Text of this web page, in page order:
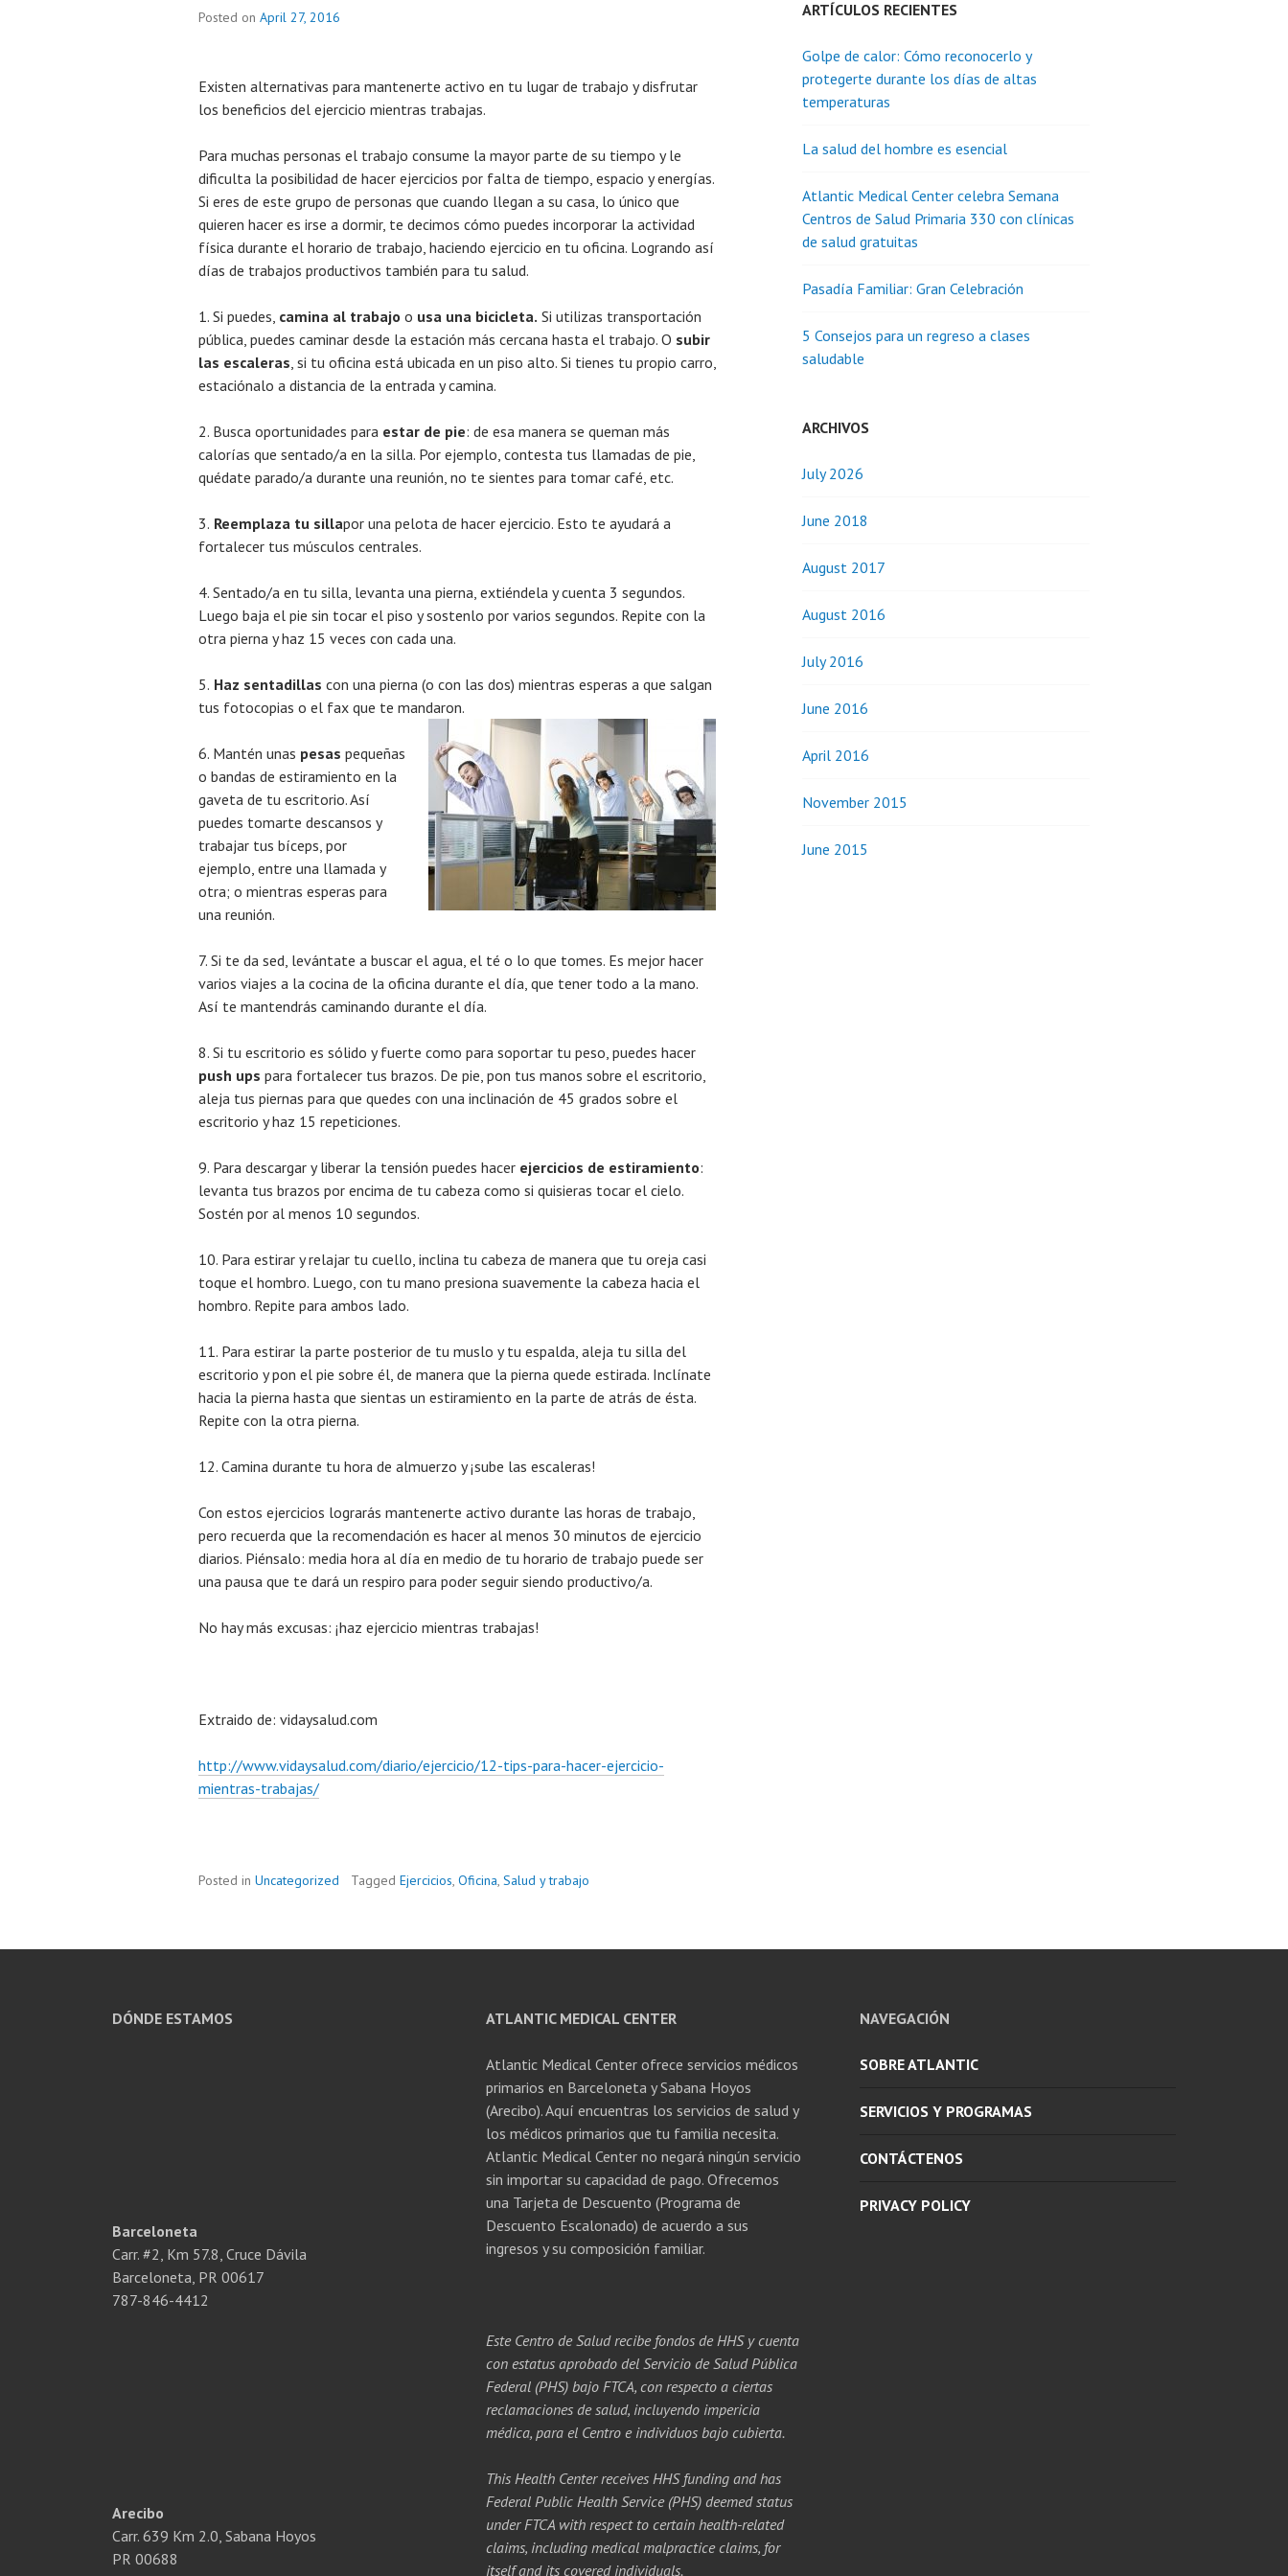
Posted on April 27, 2016
Existen alternativas para mantenerte activo en tu lugar de trabajo y disfrutar
los beneficios del ejercicio mientras trabajas.
Para muchas personas el trabajo consume la mayor parte de su tiempo y le
dificulta la posibilidad de hacer ejercicios por falta de tiempo, espacio y energías.
Si eres de este grupo de personas que cuando llegan a su casa, lo único que
quieren hacer es irse a dormir, te decimos cómo puedes incorporar la actividad
física durante el horario de trabajo, haciendo ejercicio en tu oficina. Logrando así
días de trabajos productivos también para tu salud.
Si puedes, camina al trabajo o usa una bicicleta. Si utilizas transportación
pública, puedes caminar desde la estación más cercana hasta el trabajo. O subir
las escaleras, si tu oficina está ubicada en un piso alto. Si tienes tu propio carro,
estaciónalo a distancia de la entrada y camina.
2. Busca oportunidades para estar de pie: de esa manera se queman más
calorías que sentado/a en la silla. Por ejemplo, contesta tus llamadas de pie,
quédate parado/a durante una reunión, no te sientes para tomar café, etc.
3. Reemplaza tu sillapor una pelota de hacer ejercicio. Esto te ayudará a
fortalecer tus músculos centrales.
4. Sentado/a en tu silla, levanta una pierna, extiéndela y cuenta 3 segundos.
Luego baja el pie sin tocar el piso y sostenlo por varios segundos. Repite con la
otra pierna y haz 15 veces con cada una.
5. Haz sentadillas con una pierna (o con las dos) mientras esperas a que salgan
tus fotocopias o el fax que te mandaron.
6. Mantén unas pesas pequeñas
o bandas de estiramiento en la
gaveta de tu escritorio. Así
puedes tomarte descansos y
trabajar tus bíceps, por
ejemplo, entre una llamada y
otra; o mientras esperas para
una reunión.
7. Si te da sed, levántate a buscar el agua, el té o lo que tomes. Es mejor hacer
varios viajes a la cocina de la oficina durante el día, que tener todo a la mano.
Así te mantendrás caminando durante el día.
8. Si tu escritorio es sólido y fuerte como para soportar tu peso, puedes hacer
push ups para fortalecer tus brazos. De pie, pon tus manos sobre el escritorio,
aleja tus piernas para que quedes con una inclinación de 45 grados sobre el
escritorio y haz 15 repeticiones.
9. Para descargar y liberar la tensión puedes hacer ejercicios de estiramiento:
levanta tus brazos por encima de tu cabeza como si quisieras tocar el cielo.
Sostén por al menos 10 segundos.
10. Para estirar y relajar tu cuello, inclina tu cabeza de manera que tu oreja casi
toque el hombro. Luego, con tu mano presiona suavemente la cabeza hacia el
hombro. Repite para ambos lado.
11. Para estirar la parte posterior de tu muslo y tu espalda, aleja tu silla del
escritorio y pon el pie sobre él, de manera que la pierna quede estirada. Inclínate
hacia la pierna hasta que sientas un estiramiento en la parte de atrás de ésta.
Repite con la otra pierna.
12. Camina durante tu hora de almuerzo y ¡sube las escaleras!
Con estos ejercicios lograrás mantenerte activo durante las horas de trabajo,
pero recuerda que la recomendación es hacer al menos 30 minutos de ejercicio
diarios. Piénsalo: media hora al día en medio de tu horario de trabajo puede ser
una pausa que te dará un respiro para poder seguir siendo productivo/a.
No hay más excusas: ¡haz ejercicio mientras trabajas!
Extraido de: vidaysalud.com
http://www.vidaysalud.com/diario/ejercicio/12-tips-para-hacer-ejercicio-
mientras-trabajas/
Posted in Uncategorized Tagged Ejercicios, Oficina, Salud y trabajo
ARTÍCULOS RECIENTES
Golpe de calor: Cómo reconocerlo y
protegerte durante los días de altas
temperaturas
La salud del hombre es esencial
Atlantic Medical Center celebra Semana
Centros de Salud Primaria 330 con clínicas
de salud gratuitas
Pasadía Familiar: Gran Celebración
5 Consejos para un regreso a clases
saludable
ARCHIVOS
July 2026
June 2018
August 2017
August 2016
July 2016
June 2016
April 2016
November 2015
June 2015
DÓNDE ESTAMOS
Barceloneta
Carr. #2, Km 57.8, Cruce Dávila
Barceloneta, PR 00617
787-846-4412
Arecibo
Carr. 639 Km 2.0, Sabana Hoyos
PR 00688
ATLANTIC MEDICAL CENTER
Atlantic Medical Center ofrece servicios médicos
primarios en Barceloneta y Sabana Hoyos
(Arecibo). Aquí encuentras los servicios de salud y
los médicos primarios que tu familia necesita.
Atlantic Medical Center no negará ningún servicio
sin importar su capacidad de pago. Ofrecemos
una Tarjeta de Descuento (Programa de
Descuento Escalonado) de acuerdo a sus
ingresos y su composición familiar.
Este Centro de Salud recibe fondos de HHS y cuenta
con estatus aprobado del Servicio de Salud Pública
Federal (PHS) bajo FTCA, con respecto a ciertas
reclamaciones de salud, incluyendo impericia
médica, para el Centro e individuos bajo cubierta.
This Health Center receives HHS funding and has
Federal Public Health Service (PHS) deemed status
under FTCA with respect to certain health-related
claims, including medical malpractice claims, for
itself and its covered individuals.
NAVEGACIÓN
SOBRE ATLANTIC
SERVICIOS Y PROGRAMAS
CONTÁCTENOS
PRIVACY POLICY